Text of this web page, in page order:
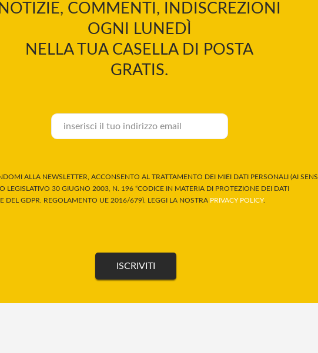
NOTIZIE, COMMENTI, INDISCREZIONI
OGNI LUNEDÌ
NELLA TUA CASELLA DI POSTA
GRATIS.
ALLA NEWSLETTER, ACCONSENTO AL TRATTAMENTO DEI MIEI DATI PERSONALI (AI SENSI
LEGISLATIVO 30 GIUGNO 2003, N. 196 “CODICE IN MATERIA DI PROTEZIONE DEI DATI
E DEL GDPR, REGOLAMENTO UE 2016/679). LEGGI LA NOSTRA PRIVACY POLICY.